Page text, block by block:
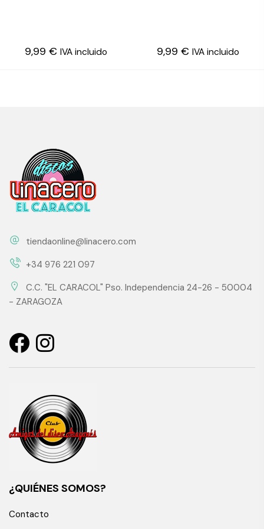
9,99 € IVA incluido 9,99 € IVA incluido
tiendaonline@linacero.com
+34 976 221 097
C.C. "EL CARACOL" Pso. Independencia 24-26 - 50004
- ZARAGOZA
¿QUIÉNES SOMOS?
Contacto